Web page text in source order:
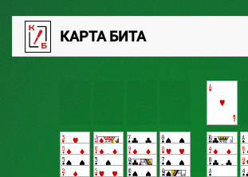
КАРТА БИТА
1